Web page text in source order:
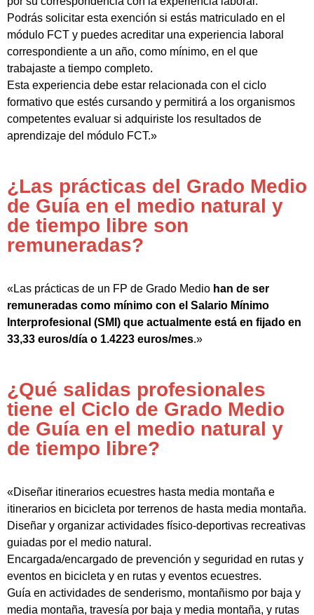
Podrás solicitar esta exención si estás matriculado en el
módulo FCT y puedes acreditar una experiencia laboral
correspondiente a un año, como mínimo, en el que
trabajaste a tiempo completo.
Esta experiencia debe estar relacionada con el ciclo
formativo que estés cursando y permitirá a los organismos
competentes evaluar si adquiriste los resultados de
aprendizaje del módulo FCT.»
¿Las prácticas del Grado Medio
de Guía en el medio natural y
de tiempo libre son
remuneradas?
«Las prácticas de un FP de Grado Medio han de ser
remuneradas como mínimo con el Salario Mínimo
Interprofesional (SMI) que actualmente está en fijado en
33,33 euros/día o 1.4223 euros/mes.»
¿Qué salidas profesionales
tiene el Ciclo de Grado Medio
de Guía en el medio natural y
de tiempo libre?
«Diseñar itinerarios ecuestres hasta media montaña e
itinerarios en bicicleta por terrenos de hasta media montaña.
Diseñar y organizar actividades físico-deportivas recreativas
guiadas por el medio natural.
Encargada/encargado de prevención y seguridad en rutas y
eventos en bicicleta y en rutas y eventos ecuestres.
Guía en actividades de senderismo, montañismo por baja y
media montaña, travesía por baja y media montaña, y rutas